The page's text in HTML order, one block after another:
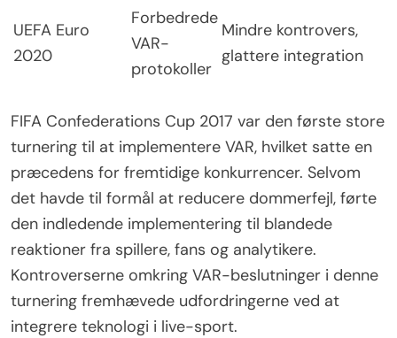
UEFA Euro
2020
Forbedrede
VAR-
protokoller
Mindre kontrovers,
glattere integration
FIFA Confederations Cup 2017 var den første store
turnering til at implementere VAR, hvilket satte en
præcedens for fremtidige konkurrencer. Selvom
det havde til formål at reducere dommerfejl, førte
den indledende implementering til blandede
reaktioner fra spillere, fans og analytikere.
Kontroverserne omkring VAR-beslutninger i denne
turnering fremhævede udfordringerne ved at
integrere teknologi i live-sport.